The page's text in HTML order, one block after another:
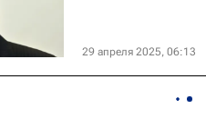
29 апреля 2025, 06:13